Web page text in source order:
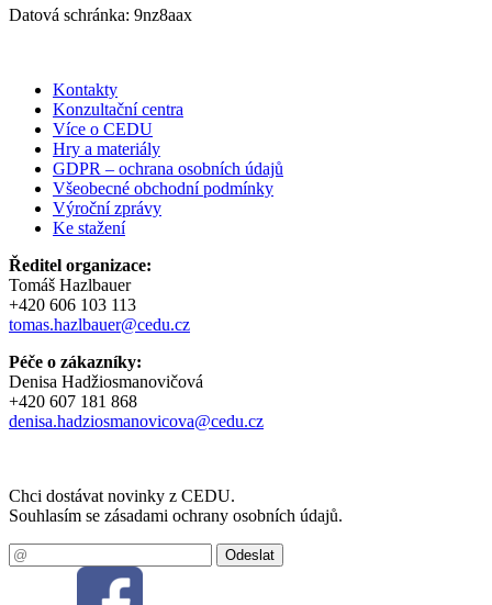
Datová schránka: 9nz8aax
Kontakty
Konzultační centra
Více o CEDU
Hry a materiály
GDPR – ochrana osobních údajů
Všeobecné obchodní podmínky
Výroční zprávy
Ke stažení
Ředitel organizace:
Tomáš Hazlbauer
+420 606 103 113
tomas.hazlbauer@cedu.cz
Péče o zákazníky:
Denisa Hadžiosmanovičová
+420 607 181 868
denisa.hadziosmanovicova@cedu.cz
Chci dostávat novinky z CEDU.
Souhlasím se zásadami ochrany osobních údajů.